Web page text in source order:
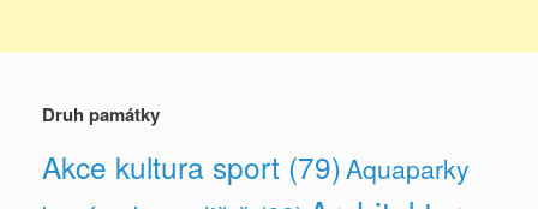
Druh památky
Akce kultura sport (79)Aquaparky